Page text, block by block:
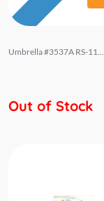
Umbrella #3537A RS-11...
Out of Stock